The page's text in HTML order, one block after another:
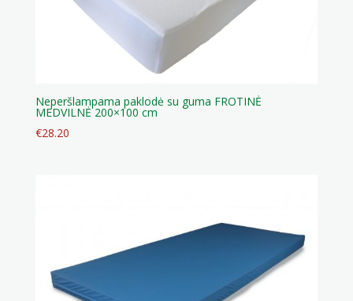
Neperšlampama paklodė su guma FROTINĖ
MEDVILNĖ 200×100 cm
€28.20